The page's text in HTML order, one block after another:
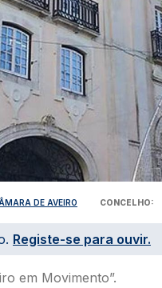
DE AVEIRO CONCELHO
Registe-se para ouvir.
em Movimento”.